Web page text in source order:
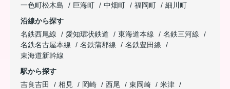
一色町松木島
巨海町 中畑町 福岡町
細川町
沿線から探す
名鉄西尾線
愛知環状鉄道 東海道本線
名鉄三河線
名鉄名古屋本線
名鉄蒲郡線
名鉄豊田線
東海道新幹線
駅から探す
吉良吉田
相見 岡崎 西尾 東岡崎
米津